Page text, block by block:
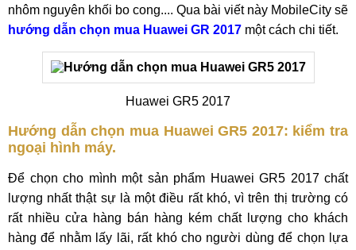
nhôm nguyên khối bo cong.... Qua bài viết này MobileCity sẽ
hướng dẫn chọn mua Huawei GR 2017 một cách chi tiết.
Huawei GR5 2017
Hướng dẫn chọn mua Huawei GR5 2017: kiểm tra
ngoại hình máy.
Để chọn cho mình một sản phẩm Huawei GR5 2017 chất
lượng nhất thật sự là một điều rất khó, vì trên thị trường có
rất nhiều cửa hàng bán hàng kém chất lượng cho khách
hàng để nhằm lấy lãi, rất khó cho người dùng để chọn lựa